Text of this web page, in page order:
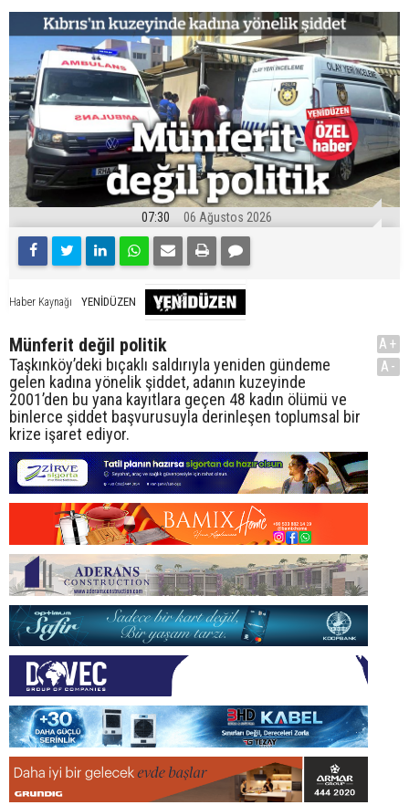
07:30 06 Ağustos 2026
Haber Kaynağı YENİDÜZEN
Münferit değil politik
Taşkınköy’deki bıçaklı saldırıyla yeniden gündeme
gelen kadına yönelik şiddet, adanın kuzeyinde
2001’den bu yana kayıtlara geçen 48 kadın ölümü ve
binlerce şiddet başvurusuyla derinleşen toplumsal bir
krize işaret ediyor.
A+
A-